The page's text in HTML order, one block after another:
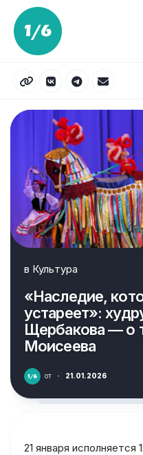
Перейти
содержанию
в Культура
«Наследие,
устареет»:
Щербакова — о
Моисеева
от · 21.01.2026
21 января